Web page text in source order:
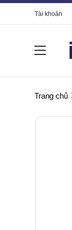
Tài khoản
Trang chủ